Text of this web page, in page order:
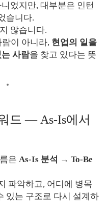
었지만, 대부분은 인턴
습니다.
않습니다.
이 아니라, 현업의 일을
사람을 찾고 있다는 뜻
드 — As-Is에서
은 As-Is 분석 → To-Be
파악하고, 어디에 병목
있는 구조로 다시 설계하